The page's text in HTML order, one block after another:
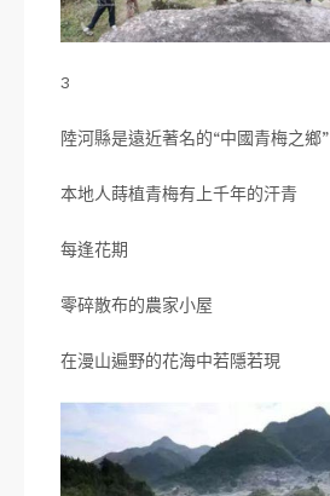
3
陸河縣是遠近著名的“中國青梅之鄉”
本地人蒔植青梅有上千年的汗青
每逢花期
零碎散布的農家小屋
在漫山遍野的花海中若隱若現